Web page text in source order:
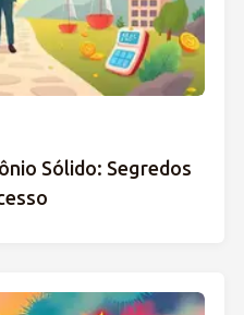
Sólido: Segredos